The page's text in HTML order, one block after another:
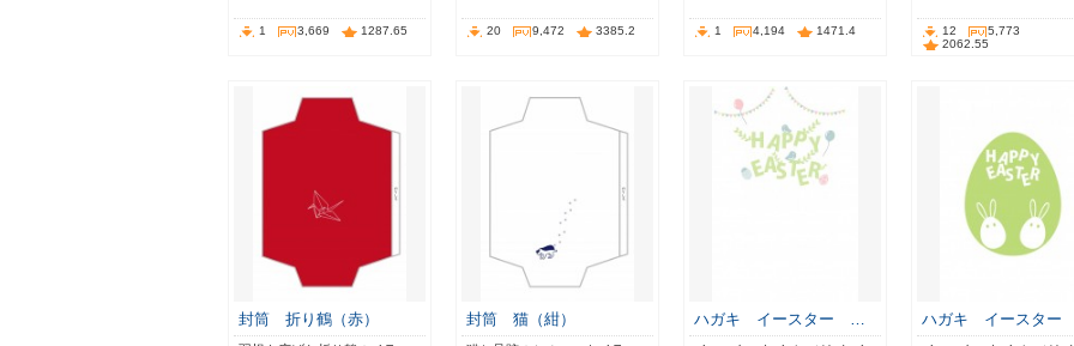
1 3,669 1287.65 20 9,472 3385.2 1 4,194 1471.4 12
5,773
2062.55
封筒 折り鶴（赤） 封筒 猫（紺） ハガキ イースター … ハガキ イースタ